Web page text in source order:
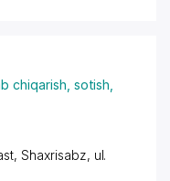
chiqarish, sotish,
Shaxrisabz, ul.